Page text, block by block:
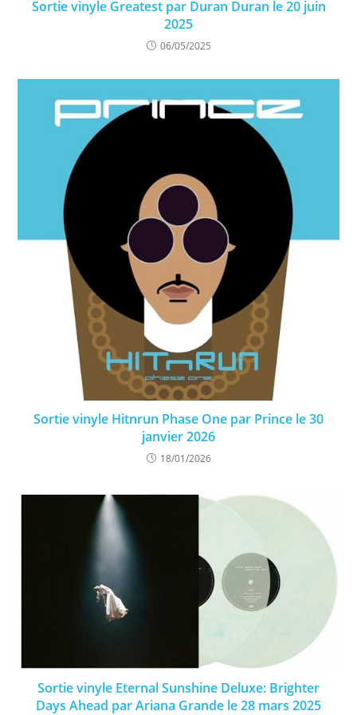
Sortie vinyle Greatest par Duran Duran le 20 juin
2025
06/05/2025
Sortie vinyle Hitnrun Phase One par Prince le 30
janvier 2026
18/01/2026
Sortie vinyle Eternal Sunshine Deluxe: Brighter
Days Ahead par Ariana Grande le 28 mars 2025